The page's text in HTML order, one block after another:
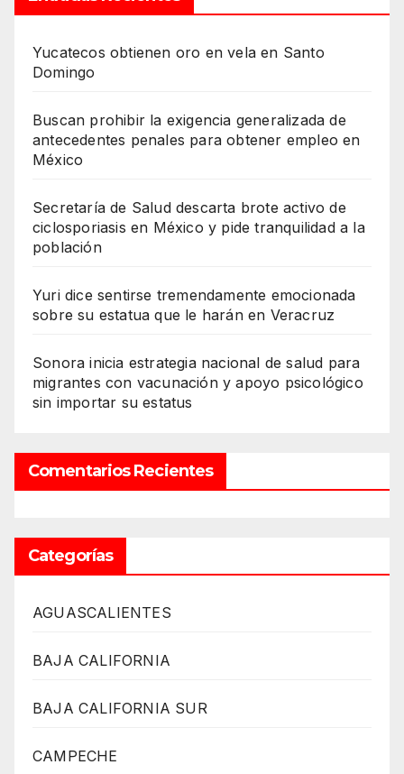
Yucatecos obtienen oro en vela en Santo
Domingo
Buscan prohibir la exigencia generalizada de
antecedentes penales para obtener empleo en
México
Secretaría de Salud descarta brote activo de
ciclosporiasis en México y pide tranquilidad a la
población
Yuri dice sentirse tremendamente emocionada
sobre su estatua que le harán en Veracruz
Sonora inicia estrategia nacional de salud para
migrantes con vacunación y apoyo psicológico
sin importar su estatus
Comentarios Recientes
Categorías
AGUASCALIENTES
BAJA CALIFORNIA
BAJA CALIFORNIA SUR
CAMPECHE